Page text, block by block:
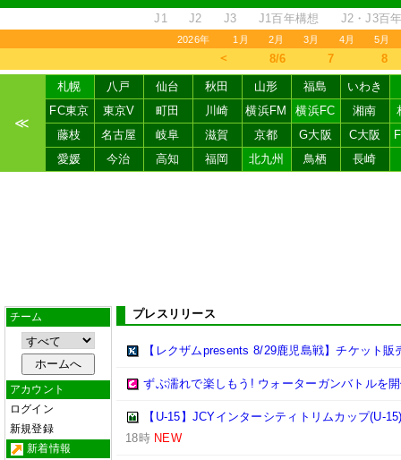
J1 J2 J3 J1百年構想 J2・J3百
2026年 1月 2月 3月 4月 5月
＜ 8/6 7 8
≪
札幌 八戸 仙台 秋田 山形 福島
いわき
FC東京
東京V 町田 川崎 横浜FM 横浜FC 湘南
藤枝
名古屋 岐阜 滋賀 京都 G大阪 C大阪
愛媛
今治 高知 福岡 北九州 鳥栖 長崎
チーム
アカウント
ログイン
新規登録
新着情報
プレスリリース
【レクザムpresents 8/29鹿児島戦】チケット販
ずぶ濡れで楽しもう! ウォーターガンバトルを
【U-15】JCYインターシティトリムカップ(U-
18時 NEW